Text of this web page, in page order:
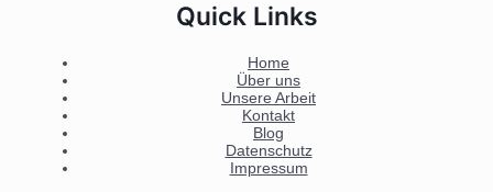
Quick Links
Home
Über uns
Unsere Arbeit
Kontakt
Blog
Datenschutz
Impressum